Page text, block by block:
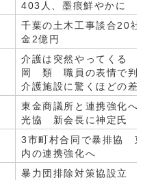
403人、墨痕鮮やかに
千葉の土木工事談合20社
金2億円
介護は突然やってくる
岡 類 職員の表情で
介護施設に驚くほどの差
東金商議所と連携強化
光協 新会長に神定氏
3市町村合同で暴排協
内の連携強化へ
暴力団排除対策協設立